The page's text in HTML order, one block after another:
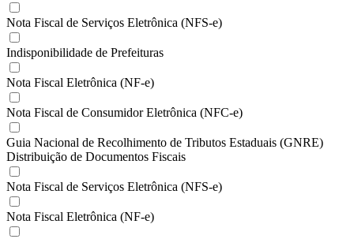
Nota Fiscal de Serviços Eletrônica (NFS-e)
Indisponibilidade de Prefeituras
Nota Fiscal Eletrônica (NF-e)
Nota Fiscal de Consumidor Eletrônica (NFC-e)
Guia Nacional de Recolhimento de Tributos Estaduais (GNRE)
Distribuição de Documentos Fiscais
Nota Fiscal de Serviços Eletrônica (NFS-e)
Nota Fiscal Eletrônica (NF-e)